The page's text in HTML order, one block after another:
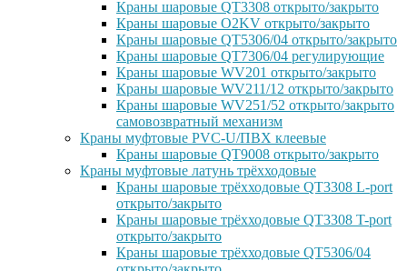
Краны шаровые QT3308 открыто/закрыто
Краны шаровые O2KV открыто/закрыто
Краны шаровые QT5306/04 открыто/закрыто
Краны шаровые QT7306/04 регулирующие
Краны шаровые WV201 открыто/закрыто
Краны шаровые WV211/12 открыто/закрыто
Краны шаровые WV251/52 открыто/закрыто
самовозвратный механизм
Краны муфтовые PVC-U/ПВХ клеевые
Краны шаровые QT9008 открыто/закрыто
Краны муфтовые латунь трёхходовые
Краны шаровые трёхходовые QT3308 L-port
открыто/закрыто
Краны шаровые трёхходовые QT3308 T-port
открыто/закрыто
Краны шаровые трёхходовые QT5306/04